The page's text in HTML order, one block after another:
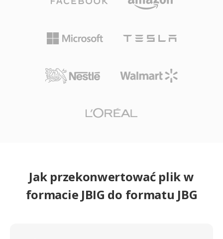
Jak przekonwertować plik w
formacie JBIG do formatu JBG